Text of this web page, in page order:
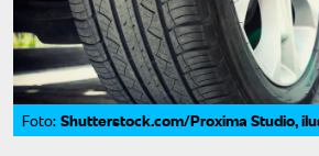
Foto: Shutterstock.com/Proxima Studio,